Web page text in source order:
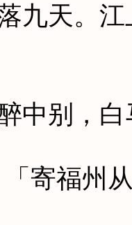
天。江
别，白
寄福州从